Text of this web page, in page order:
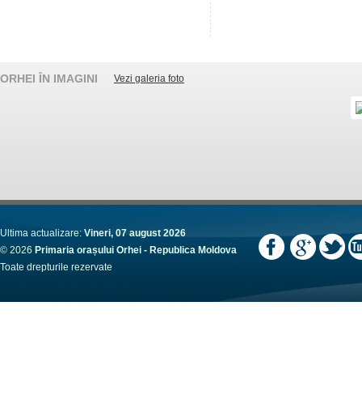
ORHEI ÎN IMAGINI Vezi galeria foto
Ultima actualizare: Vineri, 07 august 2026
© 2026 Primaria orașului Orhei - Republica Moldova
Toate drepturile rezervate